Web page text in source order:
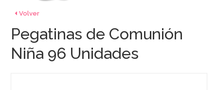
Volver
Pegatinas de Comunión
Niña 96 Unidades